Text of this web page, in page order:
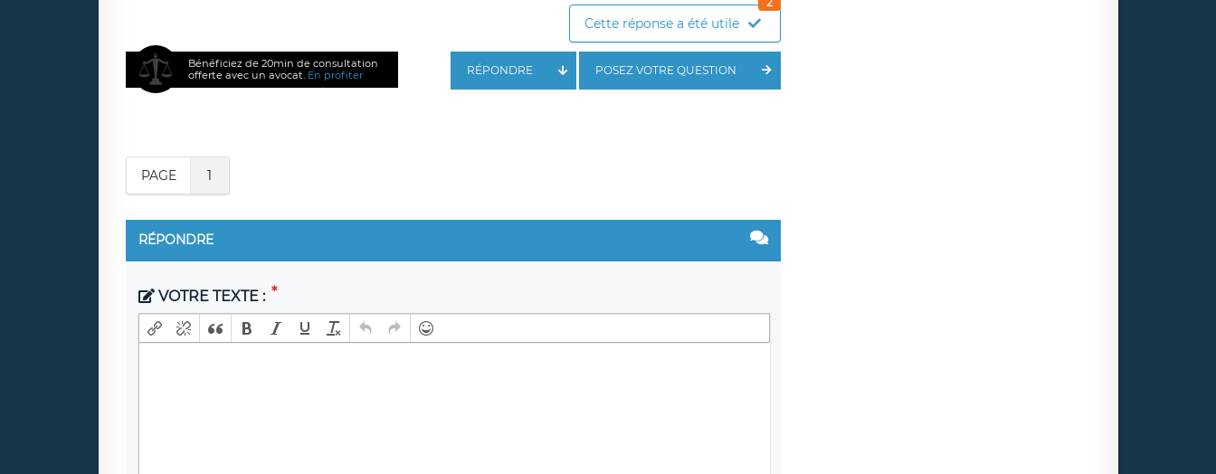
Cette réponse a été utile
Bénéficiez de 20min de consultation
offerte avec un avocat. En profiter POSEZ VOTRE QUESTION
RÉPONDRE
PAGE 1
RÉPONDRE
VOTRE TEXTE :